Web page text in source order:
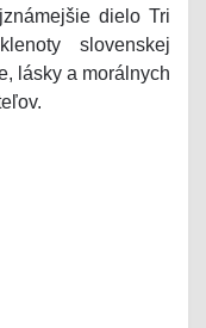
dielo Tri
slovenskej
lásky a morálnych